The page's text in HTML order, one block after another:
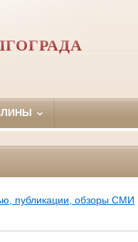
публикации, обзоры СМИ